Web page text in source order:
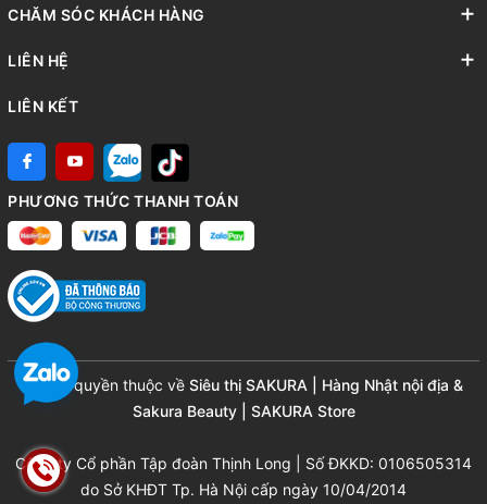
CHĂM SÓC KHÁCH HÀNG
LIÊN HỆ
LIÊN KẾT
PHƯƠNG THỨC THANH TOÁN
© Bản quyền thuộc về Siêu thị SAKURA | Hàng Nhật nội địa &
Sakura Beauty | SAKURA Store
Công ty Cổ phần Tập đoàn Thịnh Long | Số ĐKKD: 0106505314
do Sở KHĐT Tp. Hà Nội cấp ngày 10/04/2014